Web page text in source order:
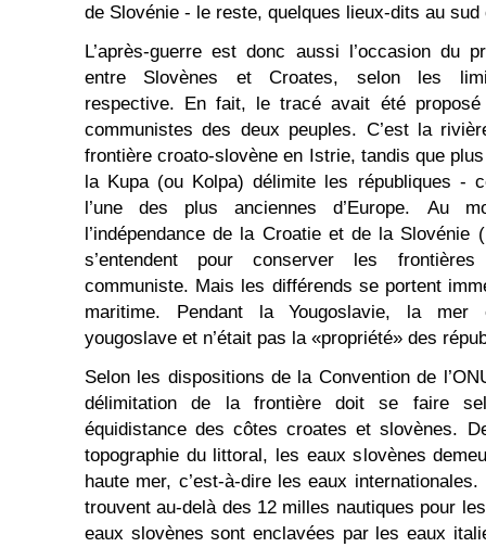
de Slovénie - le reste, quelques lieux-dits au
L’après-guerre est donc aussi l’occasion du
entre Slovènes et Croates, selon les
respective. En fait, le tracé avait été
communistes des deux peuples. C’est la
frontière croato-slovène en Istrie, tandis que
la Kupa (ou Kolpa) délimite les républiques -
l’une des plus anciennes d’Europe. Au
l’indépendance de la Croatie et de la Slovénie
s’entendent pour conserver les
communiste. Mais les différends se portent
maritime. Pendant la Yougoslavie, la mer
yougoslave et n’était pas la «propriété» des
Selon les dispositions de la Convention de
délimitation de la frontière doit se faire
équidistance des côtes croates et slovènes.
topographie du littoral, les eaux slovènes
haute mer, c’est-à-dire les eaux
trouvent au-delà des 12 milles nautiques pour
eaux slovènes sont enclavées par les eaux